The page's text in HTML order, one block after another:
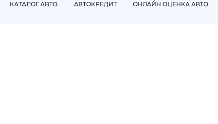
КАТАЛОГ АВТО АВТОКРЕДИТ ОНЛАЙН ОЦЕНКА АВТО